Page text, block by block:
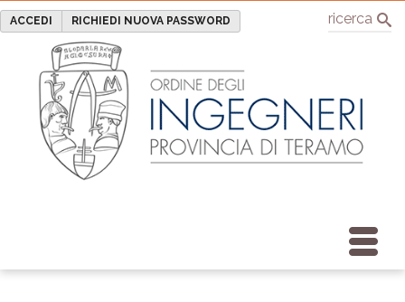
ricerca
ACCEDI RICHIEDI NUOVA PASSWORD